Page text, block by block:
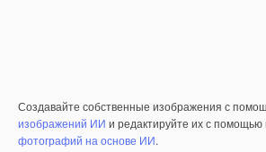
Создавайте собственные изображения с
изображений ИИ и редактируйте их с помощью
фотографий на основе ИИ.